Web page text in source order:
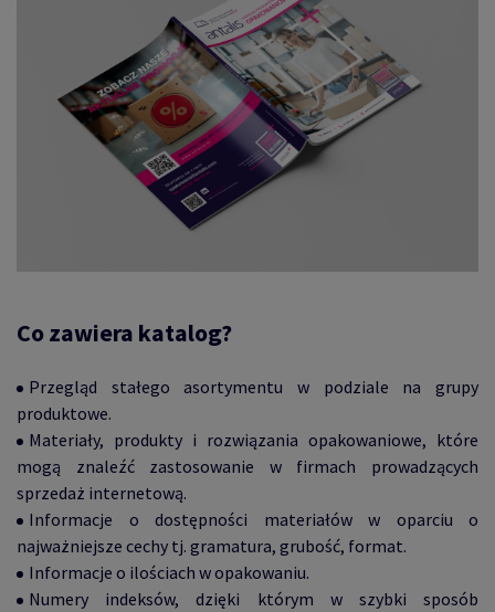
Co zawiera katalog?
Przegląd stałego asortymentu w podziale na grupy
produktowe.
Materiały, produkty i rozwiązania opakowaniowe, które
mogą znaleźć zastosowanie w firmach prowadzących
sprzedaż internetową.
Informacje o dostępności materiałów w oparciu o
najważniejsze cechy tj. gramatura, grubość, format.
Informacje o ilościach w opakowaniu.
Numery indeksów, dzięki którym w szybki sposób